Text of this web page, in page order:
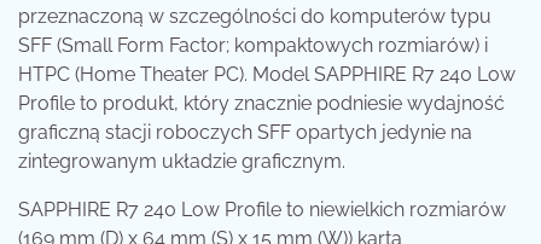
przeznaczoną w szczególności do komputerów typu
SFF (Small Form Factor; kompaktowych rozmiarów) i
HTPC (Home Theater PC). Model SAPPHIRE R7 240 Low
Profile to produkt, który znacznie podniesie wydajność
graficzną stacji roboczych SFF opartych jedynie na
zintegrowanym układzie graficznym.
SAPPHIRE R7 240 Low Profile to niewielkich rozmiarów
(169 mm (D) x 64 mm (S) x 15 mm (W)) karta